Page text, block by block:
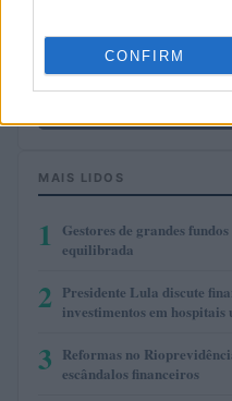
CONFIRM
MAIS LIDOS
1
Gestores de grandes
equilibrada
2 Presidente Lula discute
investimentos em
3 Reformas no
escândalos financeiros